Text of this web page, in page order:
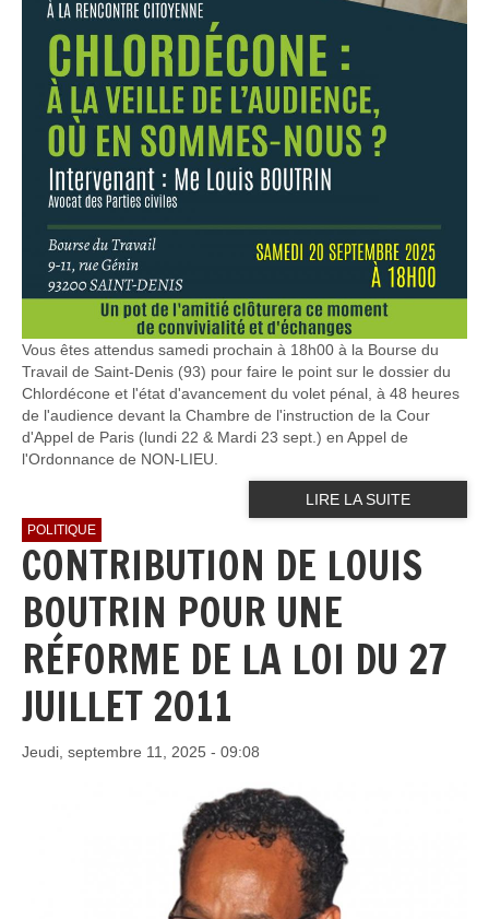
Vous êtes attendus samedi prochain à 18h00 à la Bourse du
Travail de Saint-Denis (93) pour faire le point sur le dossier du
Chlordécone et l'état d'avancement du volet pénal, à 48 heures
de l'audience devant la Chambre de l'instruction de la Cour
d'Appel de Paris (lundi 22 & Mardi 23 sept.) en Appel de
l'Ordonnance de NON-LIEU.
LIRE LA SUITE
POLITIQUE
CONTRIBUTION DE LOUIS
BOUTRIN POUR UNE
RÉFORME DE LA LOI DU 27
JUILLET 2011
Jeudi, septembre 11, 2025 - 09:08